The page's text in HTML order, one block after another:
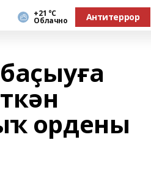
+21 °С
Облачно Антитеррор
ордены